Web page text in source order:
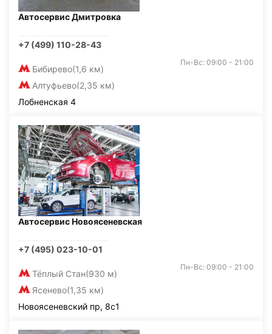
Автосервис Дмитровка
+7 (499) 110-28-43
Бибирево(1,6 км)
Алтуфьево(2,35 км)
Пн-Вс: 09:00 - 21:00
Лобненская 4
Автосервис Новоясеневская
+7 (495) 023-10-01
Тёплый Стан(930 м)
Ясенево(1,35 км)
Пн-Вс: 09:00 - 21:00
Новоясеневский пр, 8с1